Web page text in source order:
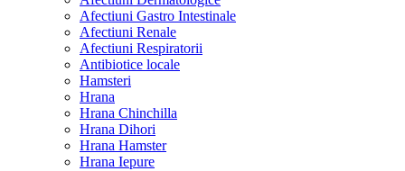
Afectiuni Gastro Intestinale
Afectiuni Renale
Afectiuni Respiratorii
Antibiotice locale
Hamsteri
Hrana
Hrana Chinchilla
Hrana Dihori
Hrana Hamster
Hrana Iepure